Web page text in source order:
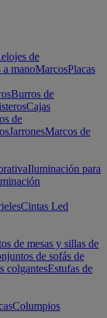
de
a manoMarcosPlacas
Burros de
Cajas
de
JarronesMarcos de
Iluminación para
Cintas Led
de mesas y sillas de
de sofás de
colgantesEstufas de
Columpios